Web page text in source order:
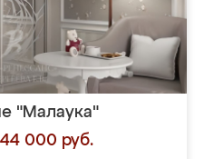
"Малаука"
000 руб.